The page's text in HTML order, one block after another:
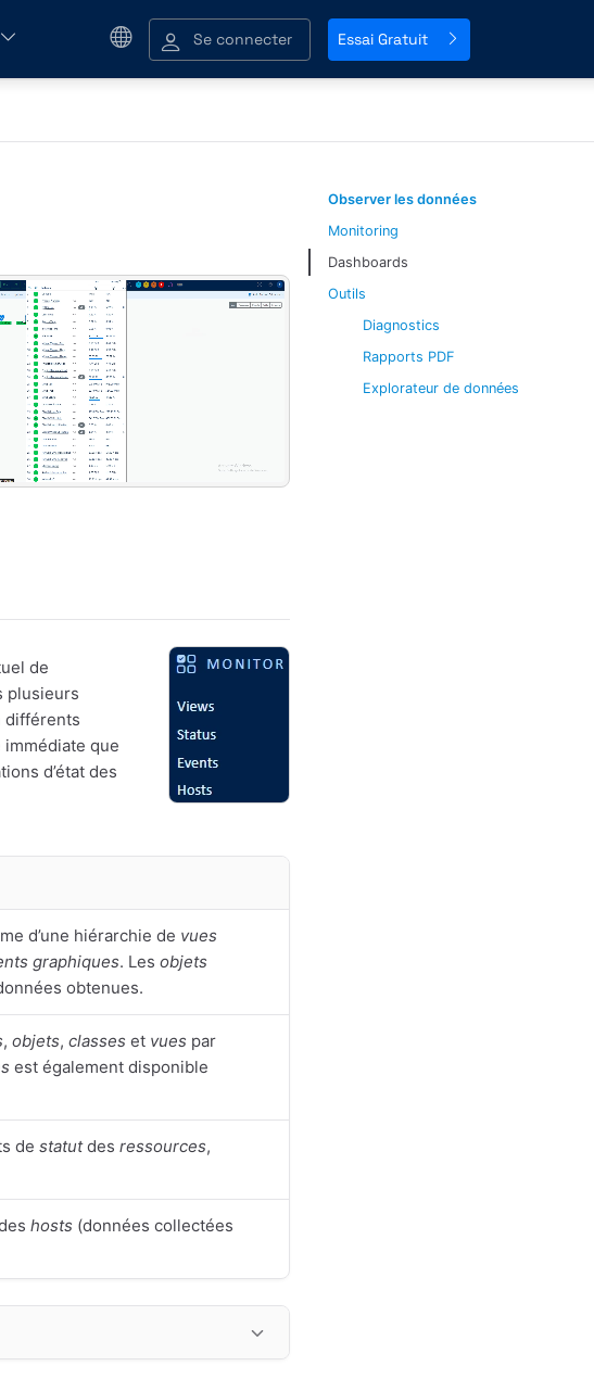
Se connecter Essai Gratuit
de
plusieurs
différents
immédiate que
d’état des
d’une hiérarchie de vues
graphiques. Les objets
obtenues.
, objets, classes et vues par
est également disponible
de statutdes ressources,
hosts (données collectées
Observer les données
Monitoring
Dashboards
Outils
Diagnostics
Rapports PDF
Explorateur de données